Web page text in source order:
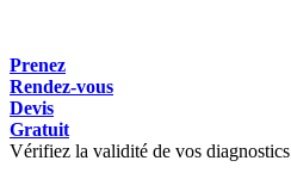
Prenez
Rendez-vous
Devis
Gratuit
Vérifiez la validité de vos diagnostics